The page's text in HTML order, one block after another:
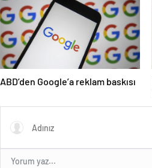
ABD’den Google’a reklam baskısı